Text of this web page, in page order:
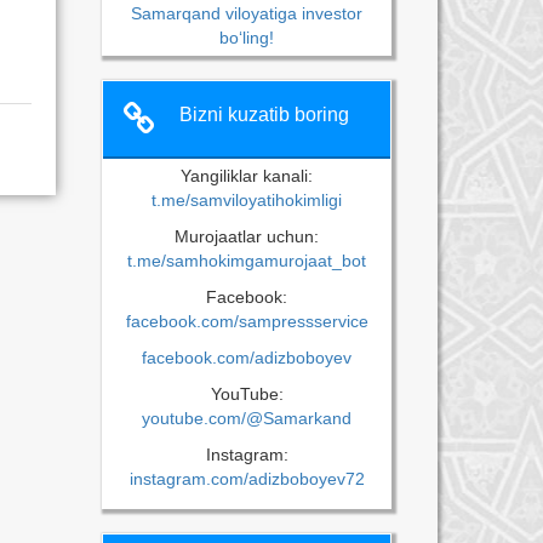
Samarqand viloyatiga investor
bo‘ling!
Bizni kuzatib boring
Yangiliklar kanali:
t.me/samviloyatihokimligi
Murojaatlar uchun:
t.me/samhokimgamurojaat_bot
Facebook:
facebook.com/sampressservice
facebook.com/adizboboyev
YouTube:
youtube.com/@Samarkand
Instagram:
instagram.com/adizboboyev72